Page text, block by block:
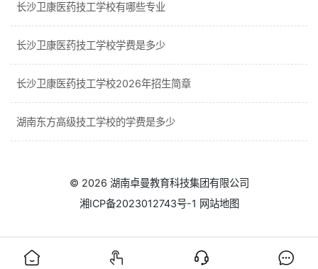
长沙卫康医药技工学校有哪些专业
长沙卫康医药技工学校学费是多少
长沙卫康医药技工学校2026年招生简章
湖南东方高级技工学校的学费是多少
© 2026 湖南卓曼教育科技集团有限公司
湘ICP备2023012743号-1 网站地图